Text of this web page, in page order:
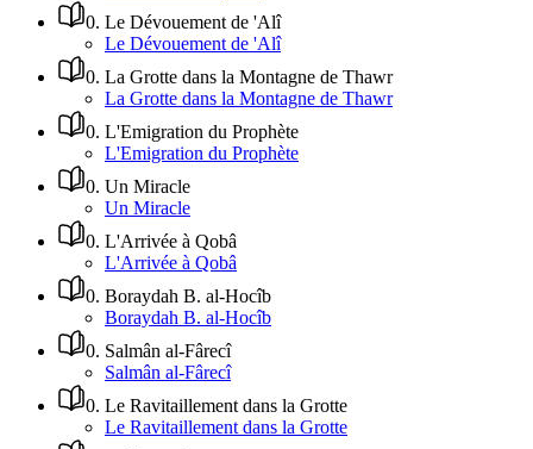
0. Le Dévouement de 'Alî
Le Dévouement de 'Alî
0. La Grotte dans la Montagne de Thawr
La Grotte dans la Montagne de Thawr
0. L'Emigration du Prophète
L'Emigration du Prophète
0. Un Miracle
Un Miracle
0. L'Arrivée à Qobâ
L'Arrivée à Qobâ
0. Boraydah B. al-Hocîb
Boraydah B. al-Hocîb
0. Salmân al-Fârecî
Salmân al-Fârecî
0. Le Ravitaillement dans la Grotte
Le Ravitaillement dans la Grotte